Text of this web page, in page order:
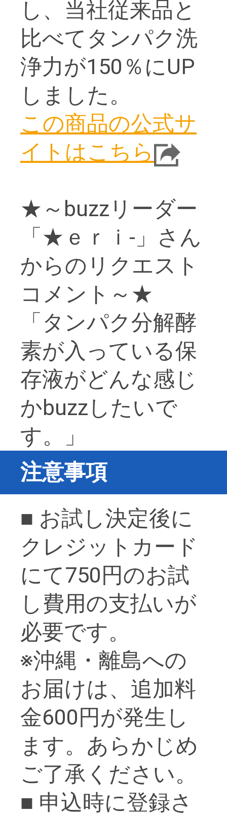
し、当社従来品と
比べてタンパク洗
浄力が150％にUP
しました。
この商品の公式サ
イトはこちら
★～buzzリーダー
「★ｅｒｉ-」さん
からのリクエスト
コメント～★
「タンパク分解酵
素が入っている保
存液がどんな感じ
かbuzzしたいで
す。」
注意事項
■ お試し決定後に
クレジットカード
にて750円のお試
し費用の支払いが
必要です。
※沖縄・離島への
お届けは、追加料
金600円が発生し
ます。あらかじめ
ご了承ください。
■ 申込時に登録さ